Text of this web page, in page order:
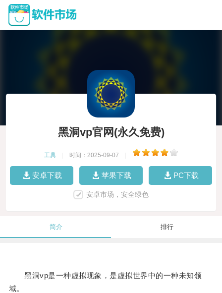
黑洞vp官网(永久免费)
工具 时间：2025-09-07
安卓下载 苹果下载 PC下载
安卓市场，安全绿色
简介 排行
黑洞vp是一种虚拟现象，是虚拟世界中的一种未知领
域。